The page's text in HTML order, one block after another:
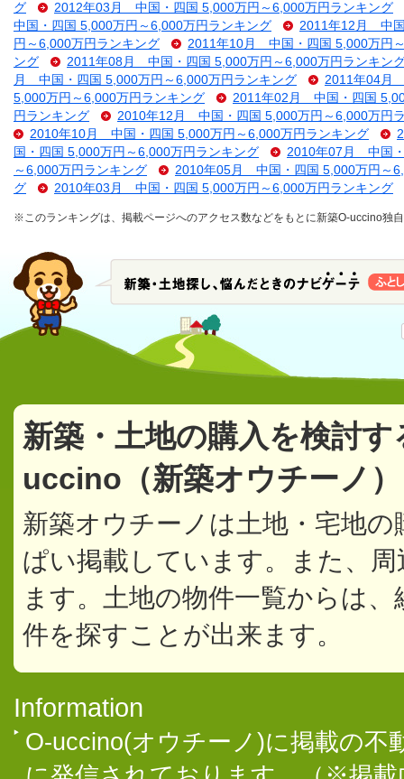
グ
2012年03月 中国・四国 5,000万円～6,000万円ランキング
中国・四国 5,000万円～6,000万円ランキング
2011年12月 中国
円～6,000万円ランキング
2011年10月 中国・四国 5,000万円
ング
2011年08月 中国・四国 5,000万円～6,000万円ランキン
月 中国・四国 5,000万円～6,000万円ランキング
2011年04月
5,000万円～6,000万円ランキング
2011年02月 中国・四国
円ランキング
2010年12月 中国・四国 5,000万円～6,000万円
2010年10月 中国・四国 5,000万円～6,000万円ランキング
国・四国 5,000万円～6,000万円ランキング
2010年07月 中国
～6,000万円ランキング
2010年05月 中国・四国 5,000万円～
グ
2010年03月 中国・四国 5,000万円～6,000万円ランキング
※このランキングは、掲載ページへのアクセス数などをもとに新築O-uccino独
新築・土地の購入を検討
uccino（新築オウチーノ
新築オウチーノは土地・宅地
ぱい掲載しています。また、
ます。土地の物件一覧からは
件を探すことが出来ます。
Information
O-uccino(オウチーノ)に掲載の不